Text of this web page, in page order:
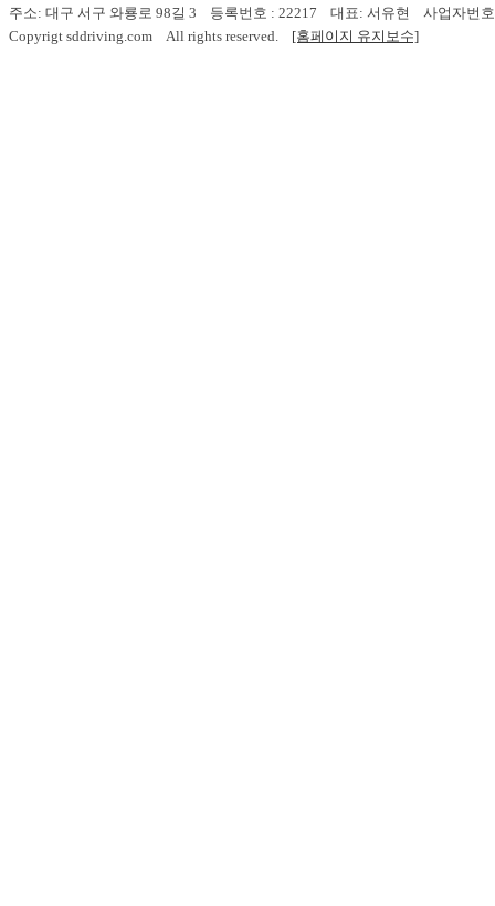
주소: 대구 서구 와룡로 98길 3 등록번호 : 22217 대표: 서유현 사업자번
Copyrigt sddriving.com All rights reserved. [홈페이지 유지보수]